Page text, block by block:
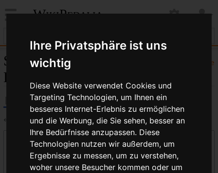
Ihre Privatsphäre ist uns
wichtig
Diese Website verwendet Cookies und
Targeting Technologien, um Ihnen ein
besseres Internet-Erlebnis zu ermöglichen
und die Werbung, die Sie sehen, besser an
Ihre Bedürfnisse anzupassen. Diese
Technologien nutzen wir außerdem, um
Ergebnisse zu messen, um zu verstehen,
woher unsere Besucher kommen oder um
WikiPedalia
Hilfe
Seiten, die auf „Skip Link
Kette“ verlinken
← Skip Link Kette
Links auf diese Seite
Seite: